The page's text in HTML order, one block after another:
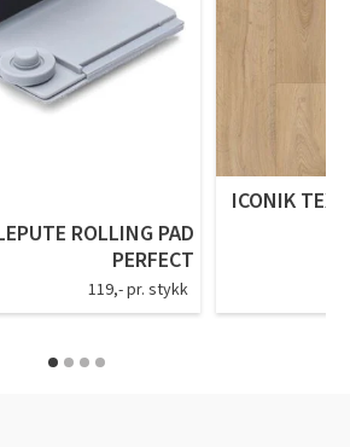
ROLLING PAD
PERFECT
119,- pr. stykk
ICONIK